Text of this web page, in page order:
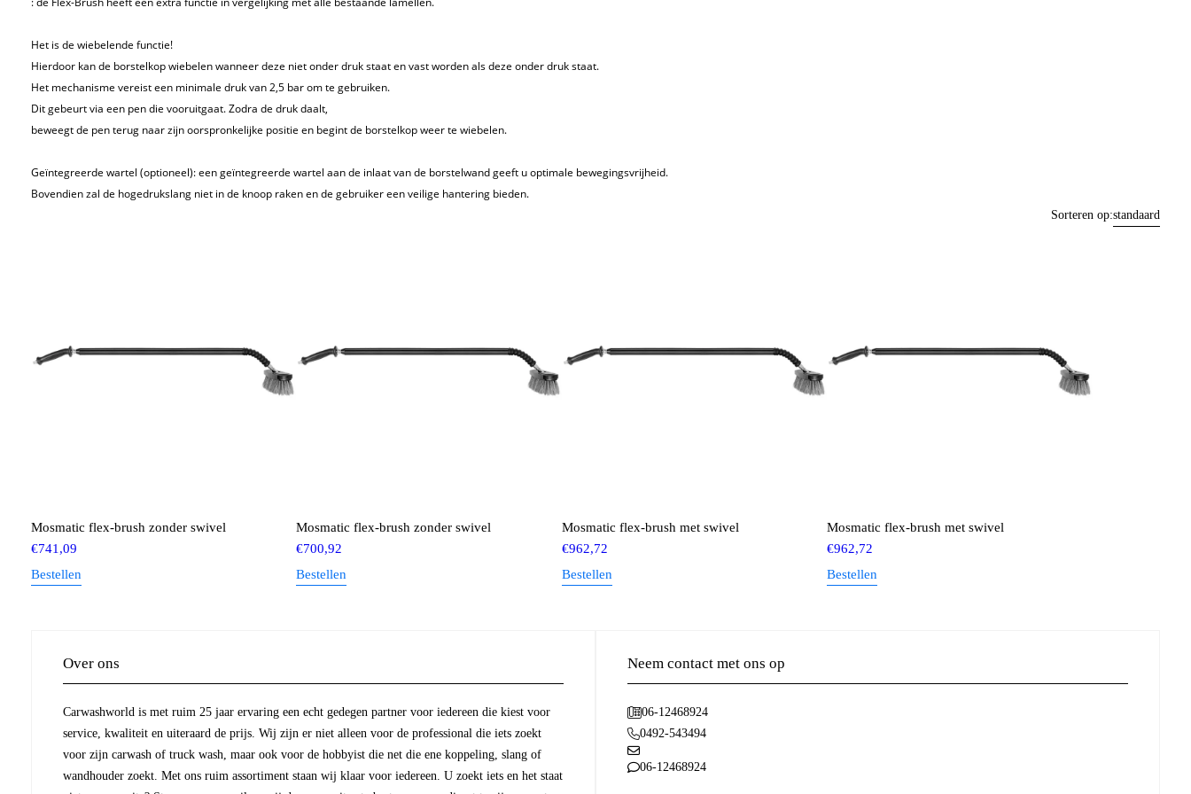
Het is de wiebelende functie!
Hierdoor kan de borstelkop wiebelen wanneer deze niet onder druk staat en vast worden als deze onder druk staat.
Het mechanisme vereist een minimale druk van 2,5 bar om te gebruiken.
Dit gebeurt via een pen die vooruitgaat.Zodra de druk daalt,
beweegt de pen terug naar zijn oorspronkelijke positie en begint de borstelkop weer te wiebelen.
Geïntegreerde wartel (optioneel): een geïntegreerde wartel aan de inlaat van de borstelwand geeft u optimale bewegingsvrijheid.
Bovendien zal de hogedrukslang niet in de knoop raken en de gebruiker een veilige hantering bieden.
Sorteren op:standaard
Mosmatic flex-brush zonder swivel
€741,09
Bestellen
Mosmatic flex-brush zonder swivel
€700,92
Bestellen
Mosmatic flex-brush met swivel
€962,72
Bestellen
Mosmatic flex-brush met swivel
€962,72
Bestellen
Over ons
Carwashworld is met ruim 25 jaar ervaring een echt gedegen partner voor iedereen die kiest voor
service, kwaliteit en uiteraard de prijs. Wij zijn er niet alleen voor de professional die iets zoekt
voor zijn carwash of truck wash, maar ook voor de hobbyist die net die ene koppeling, slang of
wandhouder zoekt. Met ons ruim assortiment staan wij klaar voor iedereen. U zoekt iets en het staat
Neem contact met ons op
06-12468924
0492-543494
06-12468924